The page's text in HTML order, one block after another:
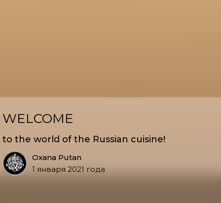
WELCOME
to the world of the Russian cuisine!
Oxana Putan
1 января 2021 года